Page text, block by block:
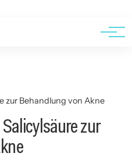
zur Behandlung von Akne
zur